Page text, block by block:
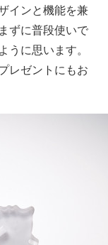
インと機能を兼
ずに普段使いで
に思います。
レゼントにもお